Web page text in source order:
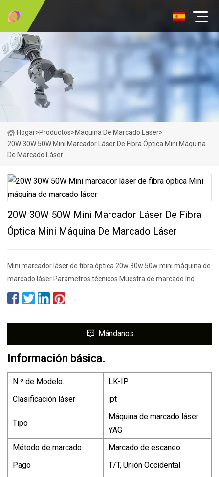
Hogar>Productos>Máquina De Marcado Láser>
20W 30W 50W Mini Marcador Láser De Fibra Óptica Mini Máquina
De Marcado Láser
20W 30W 50W Mini Marcador Láser De Fibra
Óptica Mini Máquina De Marcado Láser
Mini marcador láser de fibra óptica 20w 30w 50w mini máquina de
marcado láser Parámetros técnicos Muestra de marcado Ind
Mándanos
Información básica.
N º de Modelo.
LK-IP
Clasificación láser
jpt
Tipo
Máquina de marcado láser
YAG
Método de marcado
Marcado de escaneo
Pago
T/T, Unión Occidental